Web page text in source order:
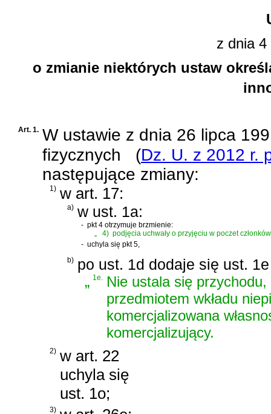
z dnia 4
o zmianie niektórych ustaw
Art. 1. W ustawie z dnia 26 lipca
fizycznych
(Dz. U. z 2012 r.
następujące zmiany:
1) w art. 17:
a) w ust. 1a:
- pkt 4 otrzymuje brzmienie:
„
4) podjęcia uchwały o przyjęciu w poczet
- uchyla się pkt 5,
b) po ust. 1d dodaje się ust.
„1e.
Nie ustala się
przedmiotem wkładu
komercjalizowana
komercjalizujący.
2) w art. 22
uchyla się
ust. 1o;
3)